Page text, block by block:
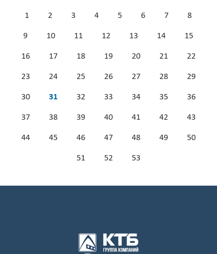
1 2 3 4 5 6 7 8
9 10 11 12 13 14 15
16 17 18 19 20 21 22
23 24 25 26 27 28 29
30 31 32 33 34 35 36
37 38 39 40 41 42 43
44 45 46 47 48 49 50
51 52 53